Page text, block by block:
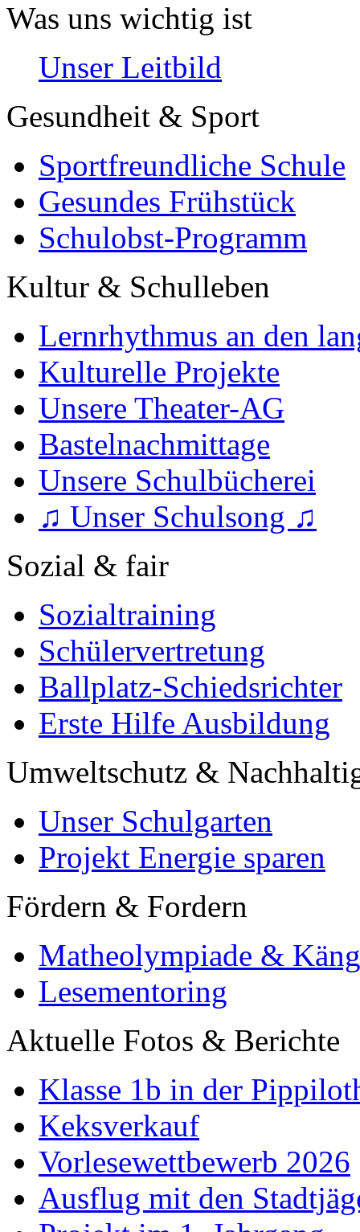
Was uns wichtig ist
Unser Leitbild
Gesundheit & Sport
Sportfreundliche Schule
Gesundes Frühstück
Schulobst-Programm
Kultur & Schulleben
Lernrhythmus an den
Kulturelle Projekte
Unsere Theater-AG
Bastelnachmittage
Unsere Schulbücherei
♫ Unser Schulsong ♫
Sozial & fair
Sozialtraining
Schülervertretung
Ballplatz-Schiedsrichter
Erste Hilfe Ausbildung
Umweltschutz &
Unser Schulgarten
Projekt Energie sparen
Fördern & Fordern
Matheolympiade &
Lesementoring
Aktuelle Fotos & Berichte
Klasse 1b in der
Keksverkauf
Vorlesewettbewerb 2026
Ausflug mit den